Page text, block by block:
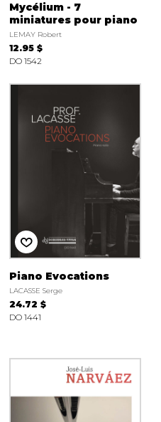
Mycélium - 7
miniatures pour piano
LEMAY Robert
12.95 $
DO 1542
Piano Evocations
LACASSE Serge
24.72 $
DO 1441